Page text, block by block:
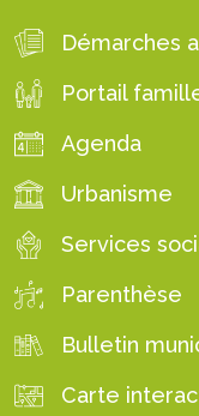
Démarches
Portail
Agenda
Urbanisme
Services
Parenthèse
Bulletin
Carte